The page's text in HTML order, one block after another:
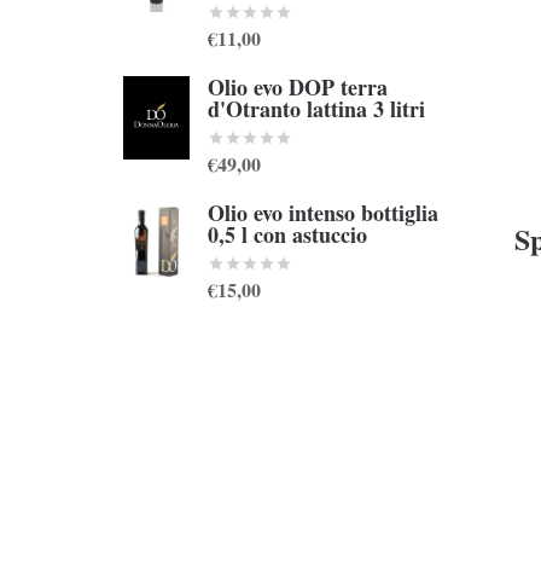
€11,00
Olio evo DOP terra
d'Otranto lattina 3 litri
€49,00
Olio evo intenso bottiglia
0,5 l con astuccio
€15,00